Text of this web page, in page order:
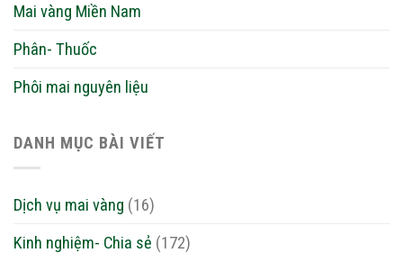
Mai vàng Miền Nam
Phân- Thuốc
Phôi mai nguyên liệu
DANH MỤC BÀI VIẾT
Dịch vụ mai vàng (16)
Kinh nghiệm- Chia sẻ (172)